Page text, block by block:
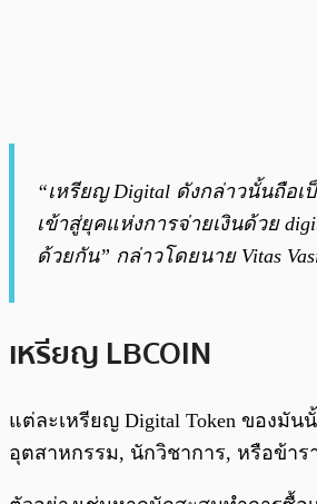
“เหรียญ Digital ดังกล่าวนั้นถือเ
เข้าสู่ยุคแห่งการจ่ายเงินด้วย
ด้วยกัน” กล่าวโดยนาย Vitas
เหรียญ LBCOIN
แต่ละเหรียญ Digital Token ของมั
อุตสาหกรรม, นักวิชาการ, หรือข้าร